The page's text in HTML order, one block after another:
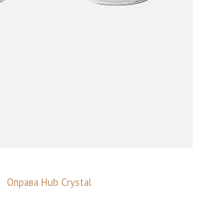
Оправа Hub Crystal